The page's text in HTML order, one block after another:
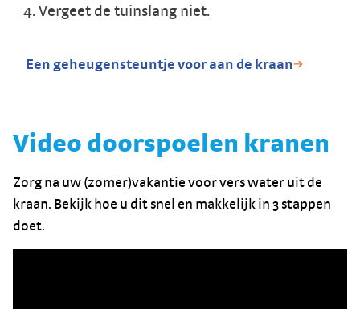
Vergeet de tuinslang niet.
Een geheugensteuntje voor aan de kraan
Video doorspoelen kranen
Zorg na uw (zomer)vakantie voor vers water uit de
kraan. Bekijk hoe u dit snel en makkelijk in 3 stappen
doet.